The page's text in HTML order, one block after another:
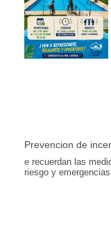
Prevencion de
e recuerdan las
riesgo y